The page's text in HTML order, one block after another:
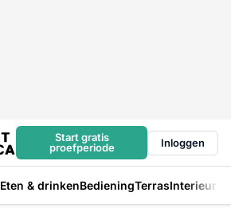
Start gratis
proefperiode
Inloggen
Eten & drinkenBedieningTerrasInterieur